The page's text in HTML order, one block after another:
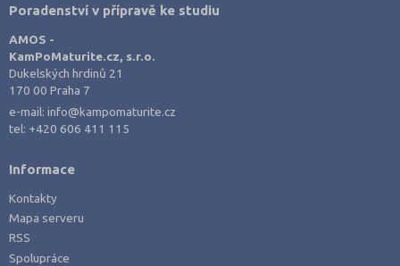
Poradenství v přípravě ke studiu
AMOS -
KamPoMaturite.cz, s.r.o.
Dukelských hrdinů 21
170 00 Praha 7
e-mail:info@kampomaturite.cz
tel: +420 606 411 115
Informace
Kontakty
Mapa serveru
RSS
Spolupráce